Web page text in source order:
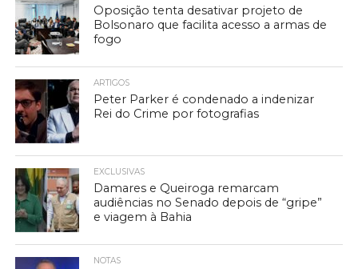
Oposição tenta desativar projeto de
Bolsonaro que facilita acesso a armas de
fogo
ARTIGOS
Peter Parker é condenado a indenizar
Rei do Crime por fotografias
EXCLUSIVAS
Damares e Queiroga remarcam
audiências no Senado depois de “gripe”
e viagem à Bahia
NOTAS